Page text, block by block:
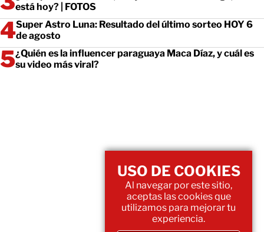
está hoy? | FOTOS
Super Astro Luna: Resultado del último sorteo HOY 6
de agosto
¿Quién es la influencer paraguaya Maca Díaz, y cuál es
su video más viral?
USO DE COOKIES
Al navegar por este sitio,
aceptas las cookies que
utilizamos para mejorar tu
experiencia.